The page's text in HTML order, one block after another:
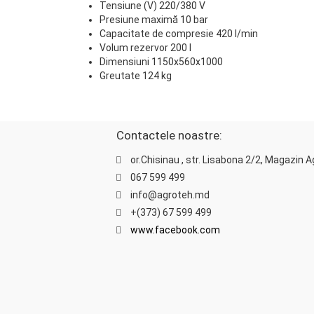
Tensiune (V) 220/380 V
Presiune maximă 10 bar
Capacitate de compresie 420 l/min
Volum rezervor 200 l
Dimensiuni 1150x560x1000
Greutate 124 kg
Contactele noastre:
or.Chisinau , str. Lisabona 2/2, Magazin
067 599 499
info@agroteh.md
+(373) 67 599 499
www.facebook.com